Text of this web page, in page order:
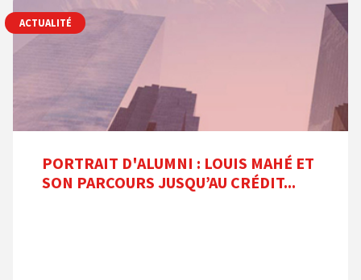
PORTRAIT D'ALUMNI : LOUIS MAHÉ ET
SON PARCOURS JUSQU’AU CRÉDIT...
ACTUALITÉ